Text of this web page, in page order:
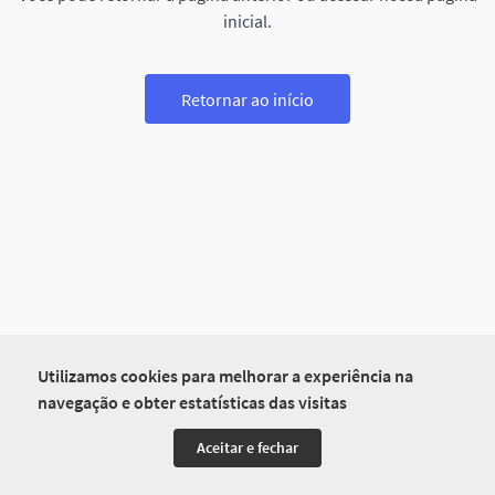
Utilizamos cookies para melhorar a experiência na
navegação e obter estatísticas das visitas
Aceitar e fechar
inicial.
Retornar ao início